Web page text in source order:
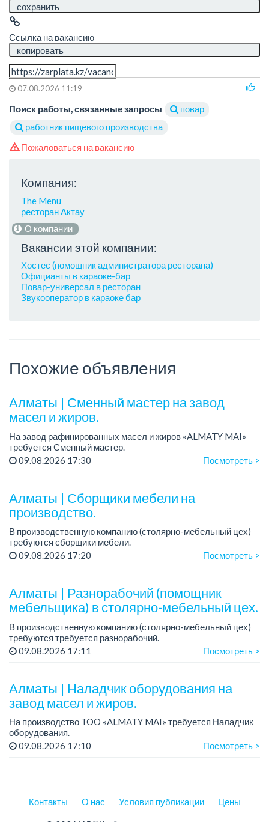
сохранить
Ссылка на вакансию
копировать
07.08.2026 11:19
Поиск работы, связанные запросы
повар
работник пищевого производства
Пожаловаться на вакансию
Компания:
The Menu
ресторан Актау
О компании
Вакансии этой компании:
Хостес (помощник администратора ресторана)
Официанты в караоке-бар
Повар-универсал в ресторан
Звукооператор в караоке бар
Похожие объявления
Алматы | Сменный мастер на завод
масел и жиров.
На завод рафинированных масел и жиров «ALMATY MAI»
требуется Сменный мастер.
Зарплата: 423 000 тенге.
График работы: сменный, 2/2, с 08.00 до 20.00 и с 20.00 до
09.08.2026 17:30 Посмотреть >
Алматы | Сборщики мебели на
производство.
В производственную компанию (столярно-мебельный цех)
требуются сборщики мебели.
График работы: 5/2, с 08.00 до 18.00.
09.08.2026 17:20 Посмотреть >
Алматы | Разнорабочий (помощник
мебельщика) в столярно-мебельный цех.
В производственную компанию (столярно-мебельный цех)
требуются требуется разнорабочий.
График работы: 5/2.
09.08.2026 17:11 Посмотреть >
Алматы | Наладчик оборудования на
завод масел и жиров.
На производство TOO «ALMATY MAI» требуется Наладчик
оборудования.
Зарплата: 440 000 тенге на руки.
График работы: сменный 2/2, с 08.00 до 20.00, с 20.00 до
09.08.2026 17:10 Посмотреть >
Контакты О нас Условия публикации Цены